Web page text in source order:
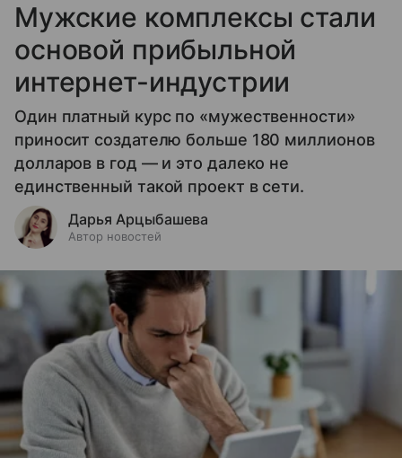
Мужские комплексы стали
основой прибыльной
интернет-индустрии
Один платный курс по «мужественности»
приносит создателю больше 180 миллионов
долларов в год — и это далеко не
единственный такой проект в сети.
Дарья Арцыбашева
Автор новостей